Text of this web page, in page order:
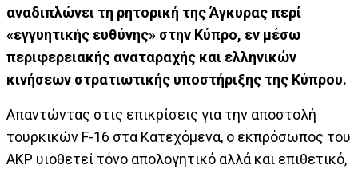
αναδιπλώνει τη ρητορική της Άγκυρας περί
«εγγυητικής ευθύνης» στην Κύπρο, εν μέσω
περιφερειακής αναταραχής και ελληνικών
κινήσεων στρατιωτικής υποστήριξης της Κύπρου.
Απαντώντας στις επικρίσεις για την αποστολή
τουρκικών F-16 στα Κατεχόμενα, ο εκπρόσωπος του
ΑΚΡ υιοθετεί τόνο απολογητικό αλλά και επιθετικό,